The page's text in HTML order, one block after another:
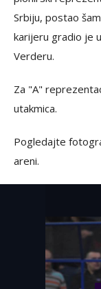
Srbiju, postao
karijeru gradio je
Verderu.
Za "A"
utakmica.
Pogledajte
areni.